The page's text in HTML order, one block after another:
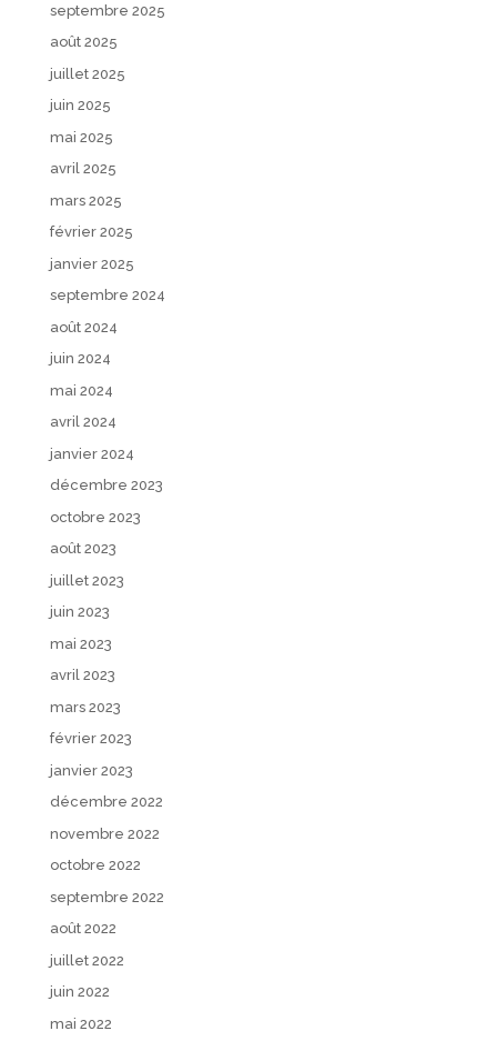
septembre 2025
août 2025
juillet 2025
juin 2025
mai 2025
avril 2025
mars 2025
février 2025
janvier 2025
septembre 2024
août 2024
juin 2024
mai 2024
avril 2024
janvier 2024
décembre 2023
octobre 2023
août 2023
juillet 2023
juin 2023
mai 2023
avril 2023
mars 2023
février 2023
janvier 2023
décembre 2022
novembre 2022
octobre 2022
septembre 2022
août 2022
juillet 2022
juin 2022
mai 2022